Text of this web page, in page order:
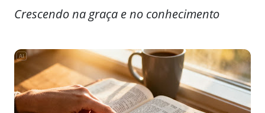
Crescendo na graça e no conhecimento